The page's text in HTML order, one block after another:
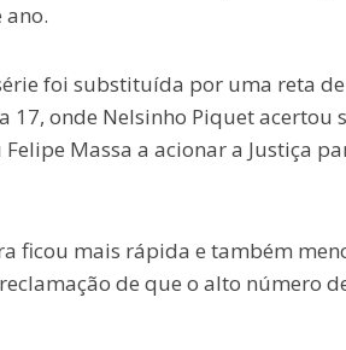
ano.
foi substituída por uma reta de
17, onde Nelsinho Piquet acertou
Massa a acionar a Justiça
ficou mais rápida e também
de que o alto número